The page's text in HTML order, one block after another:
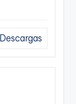
Descargas